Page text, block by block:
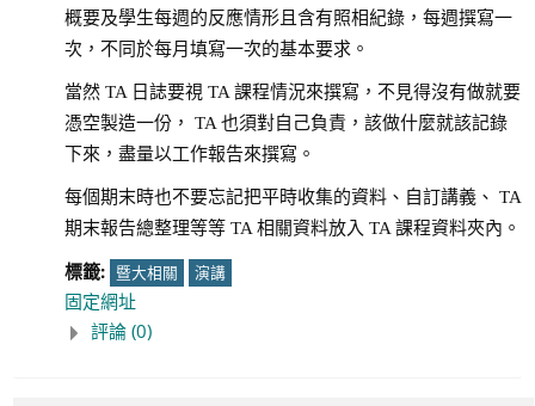
概要及學生每週的反應情形且含有照相紀錄，每週撰寫一
次，不同於每月填寫一次的基本要求。
當然 TA 日誌要視 TA 課程情況來撰寫，不見得沒有做就要
憑空製造一份， TA 也須對自己負責，該做什麼就該記錄
下來，盡量以工作報告來撰寫。
每個期末時也不要忘記把平時收集的資料、自訂講義、 TA
期末報告總整理等等 TA 相關資料放入 TA 課程資料夾內。
標籤: 暨大相關 演講
固定網址
評論 (0)